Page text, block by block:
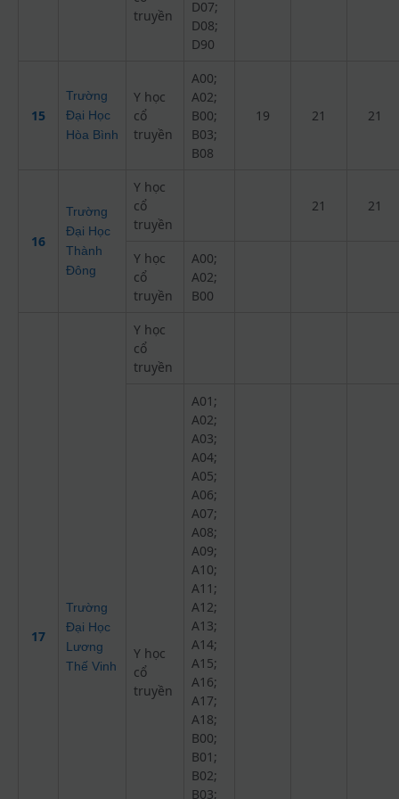
truyền
D07;
D08;
D90
15
Trường
Đại Học
Hòa Bình
Y học
cổ
truyền
A00;
A02;
B00;
B03;
B08
19 21 21
16
Trường
Đại Học
Thành
Đông
Y học
cổ
truyền
21 21
Y học
cổ
truyền
A00;
A02;
B00
17
Trường
Đại Học
Lương
Thế Vinh
Y học
cổ
truyền
Y học
cổ
truyền
A01;
A02;
A03;
A04;
A05;
A06;
A07;
A08;
A09;
A10;
A11;
A12;
A13;
A14;
A15;
A16;
A17;
A18;
B00;
B01;
B02;
B03;